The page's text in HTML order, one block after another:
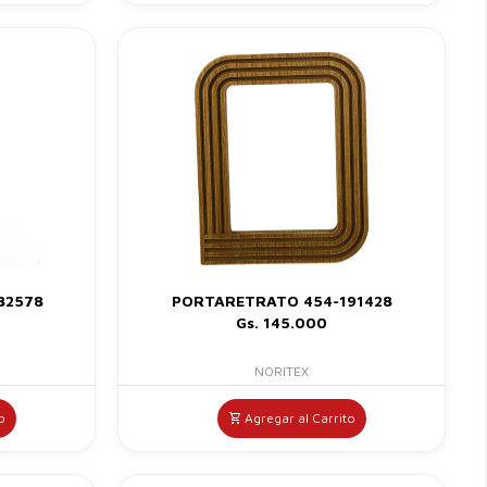
PORTARETRATO 454-191428
Gs. 145.000
NORITEX
Agregar al Carrito